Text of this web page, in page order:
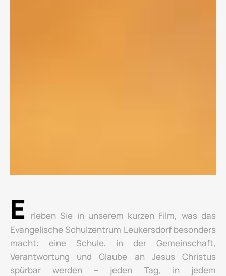
E
rleben Sie in unserem kurzen Film, was das
Evangelische Schulzentrum Leukersdorf besonders
macht: eine Schule, in der Gemeinschaft,
Verantwortung und Glaube an Jesus Christus
spürbar werden – jeden Tag, in jedem